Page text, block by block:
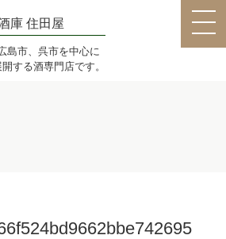
庫 住田屋
島市、呉市を中心に
する酒専門店です。